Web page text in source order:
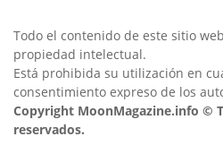
Todo el contenido de este sitio
propiedad intelectual.
Está prohibida su utilización en
consentimiento expreso de los
Copyright MoonMagazine.info ©
reservados.